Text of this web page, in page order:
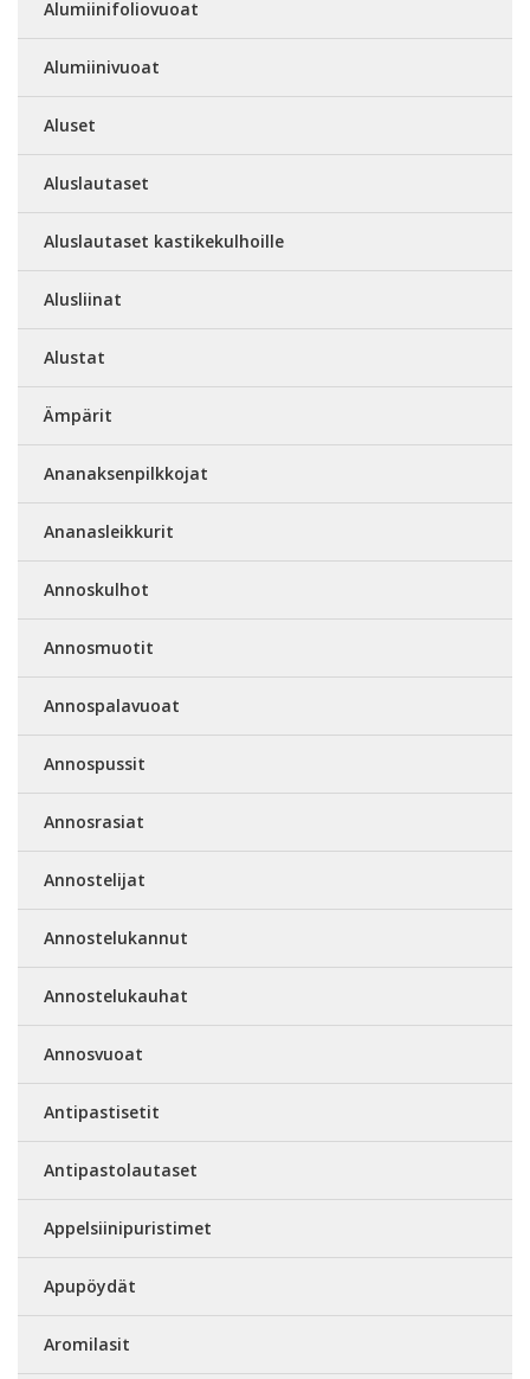
Alumiinifoliovuoat
Alumiinivuoat
Aluset
Aluslautaset
Aluslautaset kastikekulhoille
Alusliinat
Alustat
Ämpärit
Ananaksenpilkkojat
Ananasleikkurit
Annoskulhot
Annosmuotit
Annospalavuoat
Annospussit
Annosrasiat
Annostelijat
Annostelukannut
Annostelukauhat
Annosvuoat
Antipastisetit
Antipastolautaset
Appelsiinipuristimet
Apupöydät
Aromilasit